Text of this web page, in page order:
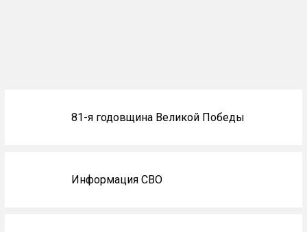
81-я годовщина Великой Победы
Информация СВО